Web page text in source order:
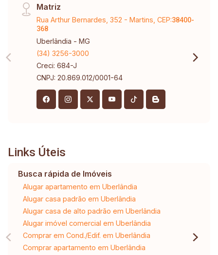
Matriz
Rua Arthur Bernardes, 352 - Martins, CEP:38400-
368
Uberlândia - MG
(34) 3256-3000
Creci: 684-J
CNPJ: 20.869.012/0001-64
Links Úteis
Busca rápida de Imóveis
Alugar apartamento em Uberlândia
Alugar casa padrão em Uberlândia
Alugar casa de alto padrão em Uberlândia
Alugar imóvel comercial em Uberlândia
Comprar em Cond./Edif. em Uberlândia
Comprar apartamento em Uberlândia